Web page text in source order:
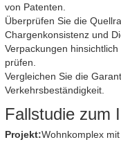
von Patenten.
Überprüfen Sie die
Chargenkonsistenz und
Verpackungen
prüfen.
Vergleichen Sie die
Verkehrsbeständigkeit.
Fallstudie zum
Projekt:Wohnkomplex